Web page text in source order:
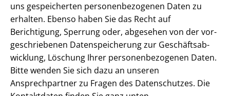
uns gespeicherten per­so­nen­be­zo­ge­nen Daten zu
erhalten. Ebenso haben Sie das Recht auf
Berichtigung, Sperrung oder, abgesehen von der vor­
ge­schrie­be­nen Da­ten­spei­che­rung zur Ge­schäfts­ab­
wick­lung, Löschung Ihrer per­so­nen­be­zo­ge­nen Daten.
Bitte wenden Sie sich dazu an unseren
Ansprechpartner zu Fragen des Datenschutzes. Die